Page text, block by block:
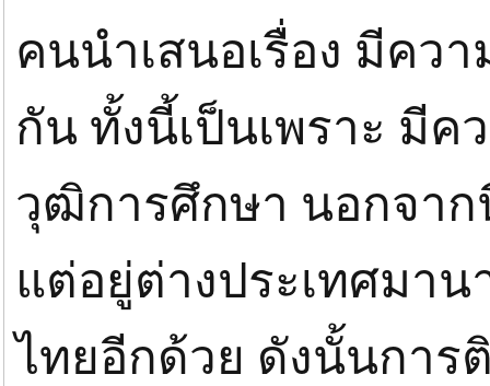
คนนำเสนอเรื่อง มีค
กัน ทั้งนี้เป็นเพราะ มีค
วุฒิการศึกษา นอกจา
แต่อยู่ต่างประเทศมา
ไทยอีกด้วย ดังนั้นการ